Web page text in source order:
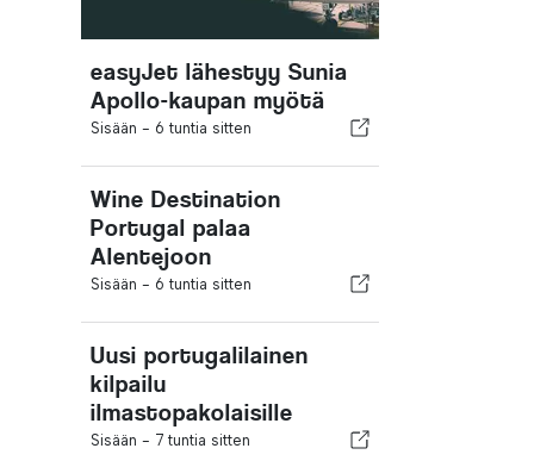
easyJet lähestyy Sunia
Apollo-kaupan myötä
Sisään - 6 tuntia sitten
Wine Destination
Portugal palaa
Alentejoon
Sisään - 6 tuntia sitten
Uusi portugalilainen
kilpailu
ilmastopakolaisille
Sisään - 7 tuntia sitten